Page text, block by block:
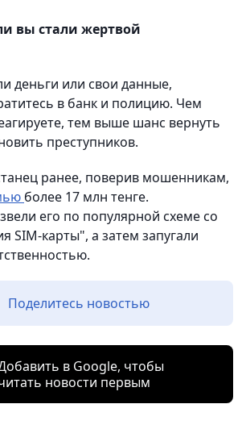
вы стали жертвой
деньги или свои данные,
в банк и полицию. Чем
тем выше шанс вернуть
преступников.
ранее, поверив мошенникам,
более 17 млн тенге.
его по популярной схеме со
SIM-карты", а затем запугали
Поделитесь новостью
в Google, чтобы
новости первым